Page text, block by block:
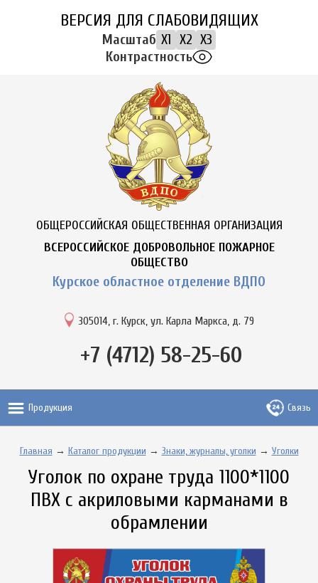
ВЕРСИЯ ДЛЯ СЛАБОВИДЯЩИХ
Масштаб X1 X2 X3
Контрастность
ОБЩЕРОССИЙСКАЯ ОБЩЕСТВЕННАЯ ОРГАНИЗАЦИЯ
ВСЕРОССИЙСКОЕ ДОБРОВОЛЬНОЕ ПОЖАРНОЕ
ОБЩЕСТВО
Курское областное отделение ВДПО
305014, г. Курск, ул. Карла Маркса, д. 79
+7 (4712) 58-25-60
Продукция Связь
Главная → Каталог продукции → Знаки, журналы, уголки → Уголки
Уголок по охране труда 1100*1100
ПВХ с акриловыми карманами в
обрамлении